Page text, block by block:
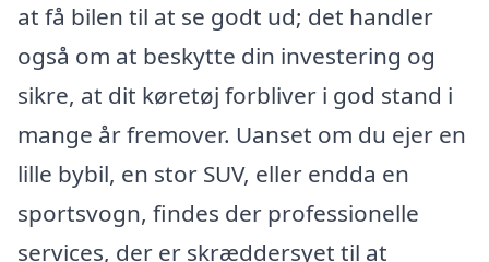
at få bilen til at se godt ud; det handler
også om at beskytte din investering og
sikre, at dit køretøj forbliver i god stand i
mange år fremover. Uanset om du ejer en
lille bybil, en stor SUV, eller endda en
sportsvogn, findes der professionelle
services, der er skræddersyet til at